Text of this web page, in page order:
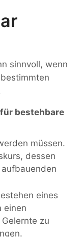
sinnvoll, wenn
bestehbare
müssen.
dessen
eines
einen
zu